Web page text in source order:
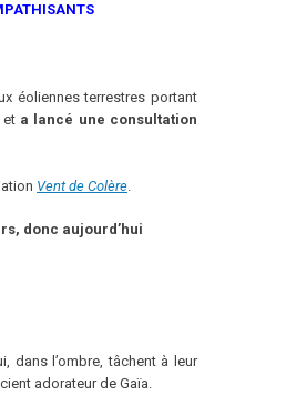
éoliennes terrestres portant
et a lancé une consultation
Vent de Colère
donc aujourd’hui
dans l’ombre, tâchent à leur
adorateur de Gaïa.